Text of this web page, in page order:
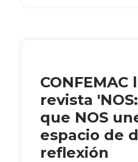
CONFEMAC
revista
que NOS
espacio de
reflexión